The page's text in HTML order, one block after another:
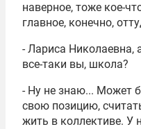
наверное, тоже кое-
главное, конечно,
- Лариса Николаевна,
все-таки вы, школа?
- Ну не знаю... Может
свою позицию,
жить в коллективе. У